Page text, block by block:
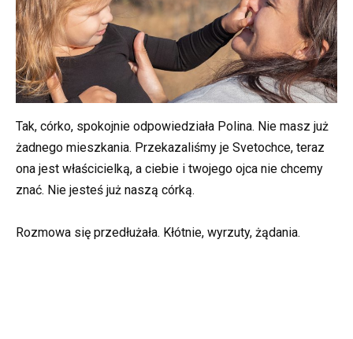
Tak, córko, spokojnie odpowiedziała Polina. Nie masz już
żadnego mieszkania. Przekazaliśmy je Svetochce, teraz
ona jest właścicielką, a ciebie i twojego ojca nie chcemy
znać. Nie jesteś już naszą córką.
Rozmowa się przedłużała. Kłótnie, wyrzuty, żądania.